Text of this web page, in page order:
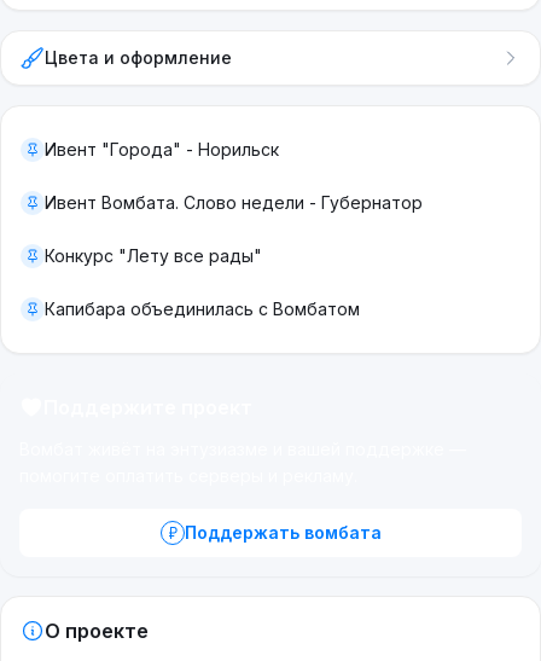
Цвета и оформление
Ивент "Города" - Норильск
Ивент Вомбата. Слово недели - Губернатор
Конкурс "Лету все рады"
Капибара объединилась с Вомбатом
Поддержать вомбата
О проекте